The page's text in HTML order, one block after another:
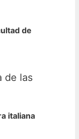
de
de las
italiana